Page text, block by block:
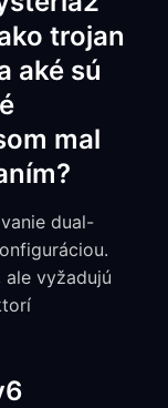
trojan
aké sú
mal
dual-
vyžadujú